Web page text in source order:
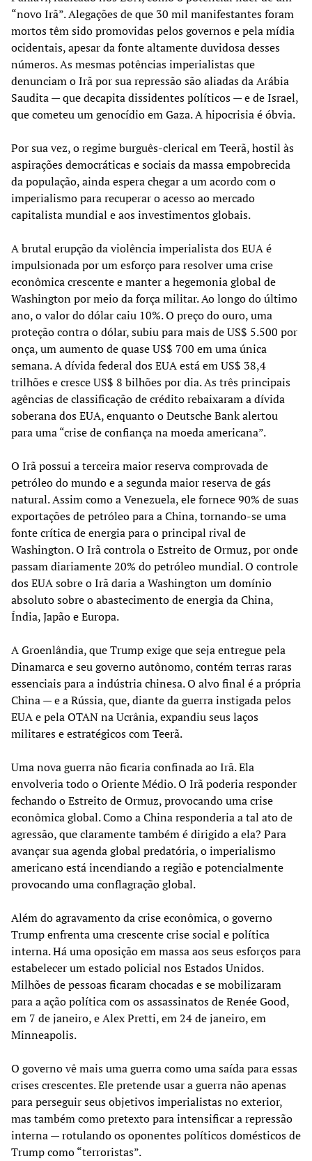
“novo Irã”. Alegações de que 30 mil manifestantes foram
mortos têm sido promovidas pelos governos e pela mídia
ocidentais, apesar da fonte altamente duvidosa desses
números. As mesmas potências imperialistas que
denunciam o Irã por sua repressão são aliadas da Arábia
Saudita — que decapita dissidentes políticos — e de Israel,
que cometeu um genocídio em Gaza. A hipocrisia é óbvia.
Por sua vez, o regime burguês-clerical em Teerã, hostil às
aspirações democráticas e sociais da massa empobrecida
da população, ainda espera chegar a um acordo com o
imperialismo para recuperar o acesso ao mercado
capitalista mundial e aos investimentos globais.
A brutal erupção da violência imperialista dos EUA é
impulsionada por um esforço para resolver uma crise
econômica crescente e manter a hegemonia global de
Washington por meio da força militar. Ao longo do último
ano, o valor do dólar caiu 10%. O preço do ouro, uma
proteção contra o dólar, subiu para mais de US$ 5.500 por
onça, um aumento de quase US$ 700 em uma única
semana. A dívida federal dos EUA está em US$ 38,4
trilhões e cresce US$ 8 bilhões por dia. As três principais
agências de classificação de crédito rebaixaram a dívida
soberana dos EUA, enquanto o Deutsche Bank alertou
para uma “crise de confiança na moeda americana”.
O Irã possui a terceira maior reserva comprovada de
petróleo do mundo e a segunda maior reserva de gás
natural. Assim como a Venezuela, ele fornece 90% de suas
exportações de petróleo para a China, tornando-se uma
fonte crítica de energia para o principal rival de
Washington. O Irã controla o Estreito de Ormuz, por onde
passam diariamente 20% do petróleo mundial. O controle
dos EUA sobre o Irã daria a Washington um domínio
absoluto sobre o abastecimento de energia da China,
Índia, Japão e Europa.
A Groenlândia, que Trump exige que seja entregue pela
Dinamarca e seu governo autônomo, contém terras raras
essenciais para a indústria chinesa. O alvo final é a própria
China — e a Rússia, que, diante da guerra instigada pelos
EUA e pela OTAN na Ucrânia, expandiu seus laços
militares e estratégicos com Teerã.
Uma nova guerra não ficaria confinada ao Irã. Ela
envolveria todo o Oriente Médio. O Irã poderia responder
fechando o Estreito de Ormuz, provocando uma crise
econômica global. Como a China responderia a tal ato de
agressão, que claramente também é dirigido a ela? Para
avançar sua agenda global predatória, o imperialismo
americano está incendiando a região e potencialmente
provocando uma conflagração global.
Além do agravamento da crise econômica, o governo
Trump enfrenta uma crescente crise social e política
interna. Há uma oposição em massa aos seus esforços para
estabelecer um estado policial nos Estados Unidos.
Milhões de pessoas ficaram chocadas e se mobilizaram
para a ação política com os assassinatos de Renée Good,
em 7 de janeiro, e Alex Pretti, em 24 de janeiro, em
Minneapolis.
O governo vê mais uma guerra como uma saída para essas
crises crescentes. Ele pretende usar a guerra não apenas
para perseguir seus objetivos imperialistas no exterior,
mas também como pretexto para intensificar a repressão
interna — rotulando os oponentes políticos domésticos de
Trump como “terroristas”.